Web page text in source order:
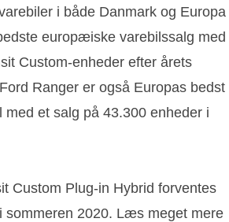
i både Danmark og Europa
europæiske varebilssalg med
Custom-enheder efter årets
Ranger er også Europas bedst
et salg på 43.300 enheder i
Custom Plug-in Hybrid forventes
sommeren 2020. Læs meget mere